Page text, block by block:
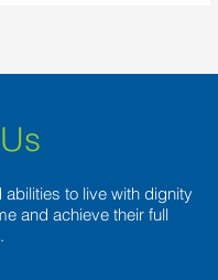
to live with dignity
and achieve their full